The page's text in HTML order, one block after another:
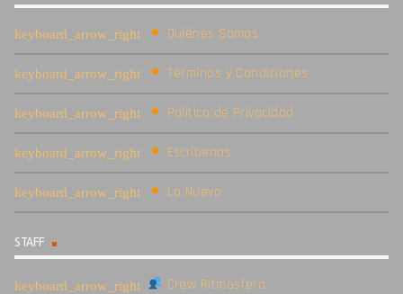
Quiénes Somos
Términos y Condiciones
Política de Privacidad
Escríbenos
Lo Nuevo
STAFF
Crew Ritmosfera